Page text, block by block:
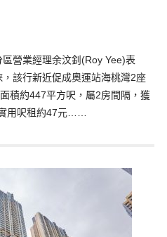
營業經理余汶釗(Roy Yee)表
該行新近促成奧運站海桃灣2座
積約447平方呎，屬2房間隔，獲
用呎租約47元……